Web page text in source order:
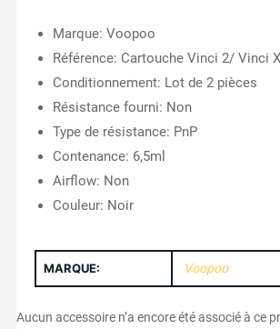
Marque: Voopoo
Référence: Cartouche Vinci 2/ Vinci
Conditionnement: Lot de 2 pièces
Résistance fourni: Non
Type de résistance: PnP
Contenance: 6,5ml
Airflow: Non
Couleur: Noir
MARQUE: Voopoo
Aucun accessoire n’a encore été associé à ce